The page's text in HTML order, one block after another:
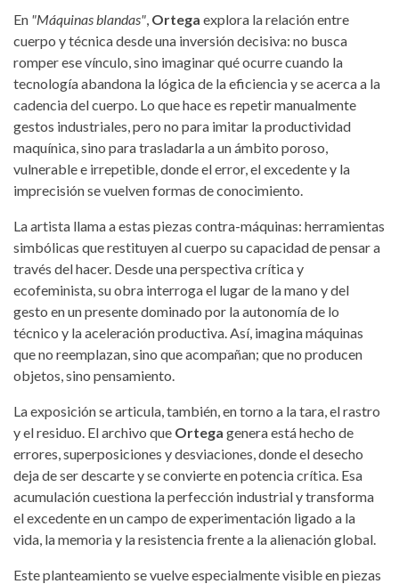
En "Máquinas blandas" Ortega explora la relación entre
cuerpo y técnica desde una inversión decisiva: no busca
romper ese vínculo, sino imaginar qué ocurre cuando la
tecnología abandona la lógica de la eficiencia y se acerca a la
cadencia del cuerpo. Lo que hace es repetir manualmente
gestos industriales, pero no para imitar la productividad
maquínica, sino para trasladarla a un ámbito poroso,
vulnerable e irrepetible, donde el error, el excedente y la
imprecisión se vuelven formas de conocimiento.
La artista llama a estas piezas contra-máquinas: herramientas
simbólicas que restituyen al cuerpo su capacidad de pensar a
través del hacer. Desde una perspectiva crítica y
ecofeminista, su obra interroga el lugar de la mano y del
gesto en un presente dominado por la autonomía de lo
técnico y la aceleración productiva. Así, imagina máquinas
que no reemplazan, sino que acompañan; que no producen
objetos, sino pensamiento.
La exposición se articula, también, en torno a la tara, el rastro
y el residuo. El archivo que Ortega genera está hecho de
errores, superposiciones y desviaciones, donde el desecho
deja de ser descarte y se convierte en potencia crítica. Esa
acumulación cuestiona la perfección industrial y transforma
el excedente en un campo de experimentación ligado a la
vida, la memoria y la resistencia frente a la alienación global.
Este planteamiento se vuelve especialmente visible en piezas